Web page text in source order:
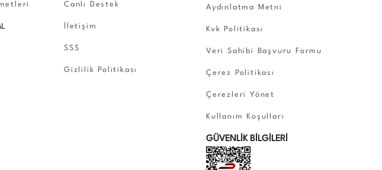
Canlı Destek
İletişim
SSS
Gizlilik Politikası
Aydınlatma Metni
Kvk Politikası
Veri Sahibi Başvuru Formu
Çerez Politikası
Çerezleri Yönet
Kullanım Koşulları
GÜVENLİK BİLGİLERİ